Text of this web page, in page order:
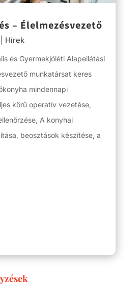
– Élelmezésvezető
Hírek
és Gyermekjóléti Alapellátási
munkatársat keres
mindennapi
körű operatív vezetése,
A konyhai
beosztások készítése, a